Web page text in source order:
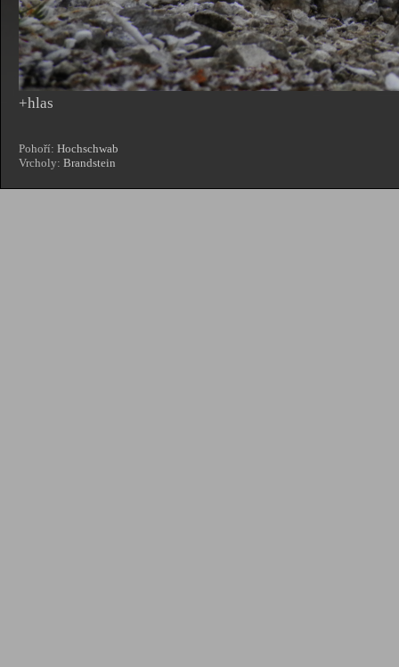
+hlas
Pohoří: Hochschwab
Vrcholy: Brandstein